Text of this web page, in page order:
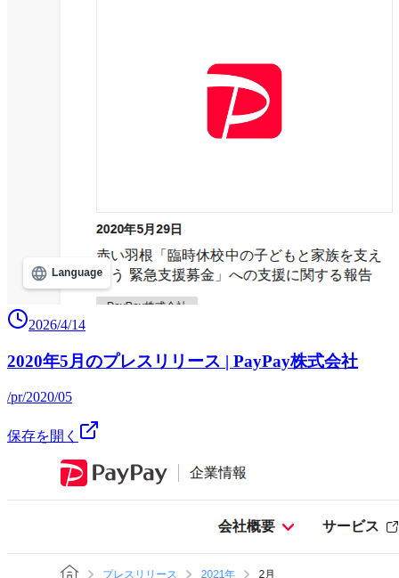
2026/4/14
2020年5月のプレスリリース | PayPay株式会社
/pr/2020/05
保存を開く